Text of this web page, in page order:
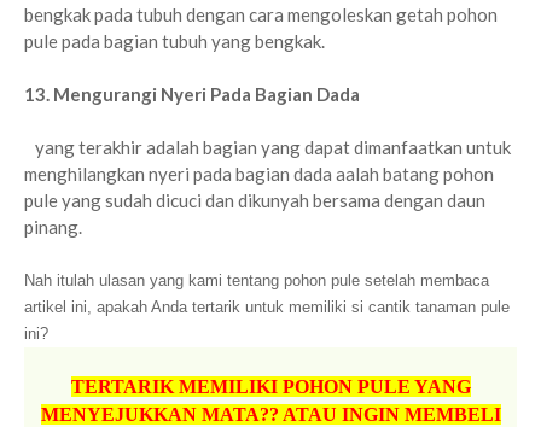
bengkak pada tubuh dengan cara mengoleskan getah pohon
pule pada bagian tubuh yang bengkak.
13. Mengurangi Nyeri Pada Bagian Dada
yang terakhir adalah bagian yang dapat dimanfaatkan untuk
menghilangkan nyeri pada bagian dada aalah batang pohon
pule yang sudah dicuci dan dikunyah bersama dengan daun
pinang.
Nah itulah ulasan yang kami tentang pohon pule setelah membaca
artikel ini, apakah Anda tertarik untuk memiliki si cantik tanaman pule
ini?
TERTARIK MEMILIKI POHON PULE YANG
MENYEJUKKAN MATA?? ATAU INGIN MEMBELI